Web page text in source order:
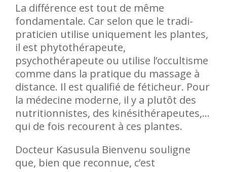
La différence est tout de même
fondamentale. Car selon que le tradi-
praticien utilise uniquement les plantes,
il est phytothérapeute,
psychothérapeute ou utilise l’occultisme
comme dans la pratique du massage à
distance. Il est qualifié de féticheur. Pour
la médecine moderne, il y a plutôt des
nutritionnistes, des kinésithérapeutes,…
qui de fois recourent à ces plantes.
Docteur Kasusula Bienvenu souligne
que, bien que reconnue, c’est